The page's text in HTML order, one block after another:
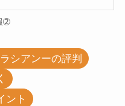
➁
シアンーの評判
ント